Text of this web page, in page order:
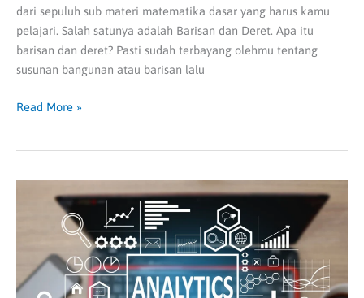
dari sepuluh sub materi matematika dasar yang harus kamu
pelajari. Salah satunya adalah Barisan dan Deret. Apa itu
barisan dan deret? Pasti sudah terbayang olehmu tentang
susunan bangunan atau barisan lalu
Read More »
Penalaran
SIMAK
UI: